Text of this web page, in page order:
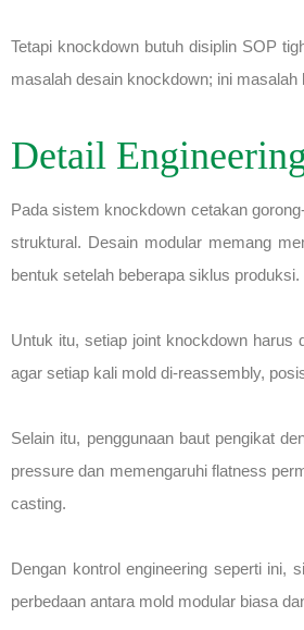
Tetapi knockdown butuh disiplin SOP
masalah desain knockdown; ini
Detail
Pada sistem knockdown cetakan
struktural. Desain modular memang
bentuk setelah beberapa siklus produksi.
Untuk itu, setiap joint knockdown harus
agar setiap kali mold di-reassembly,
Selain itu, penggunaan baut pengikat
pressure dan memengaruhi flatness
casting.
Dengan kontrol engineering seperti ini,
perbedaan antara mold modular biasa